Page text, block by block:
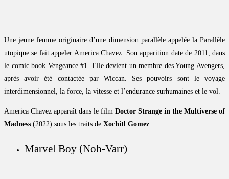
Une jeune femme originaire d’une dimension parallèle appelée la Parallèle
utopique se fait appeler America Chavez. Son apparition date de 2011, dans
le comic book Vengeance #1. Elle devient un membre des Young Avengers,
après avoir été contactée par Wiccan. Ses pouvoirs sont le voyage
interdimensionnel, la force, la vitesse et l’endurance surhumaines et le vol.
America Chavez apparaît dans le film Doctor Strange in the Multiverse of
Madness (2022) sous les traits de Xochitl Gomez.
Marvel Boy (Noh-Varr)